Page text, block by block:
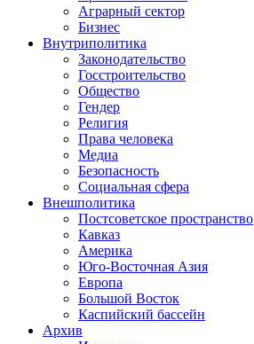
Аграрный сектор
Бизнес
Внутриполитика
Законодательство
Госстроительство
Общество
Гендер
Религия
Права человека
Медиа
Безопасность
Социальная сфера
Внешполитика
Постсоветское пространство
Кавказ
Америка
Юго-Восточная Азия
Европа
Большой Восток
Каспийский бассейн
Архив